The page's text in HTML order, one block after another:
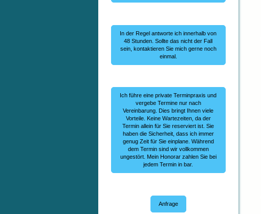
In der Regel antworte ich innerhalb von
48 Stunden. Sollte das nicht der Fall
sein, kontaktieren Sie mich gerne noch
einmal.
Ich führe eine private Terminpraxis und
vergebe Termine nur nach
Vereinbarung. Dies bringt Ihnen viele
Vorteile. Keine Wartezeiten, da der
Termin allein für Sie reserviert ist. Sie
haben die Sicherheit, dass ich immer
genug Zeit für Sie einplane. Während
dem Termin sind wir vollkommen
ungestört. Mein Honorar zahlen Sie bei
jedem Termin in bar.
Anfrage